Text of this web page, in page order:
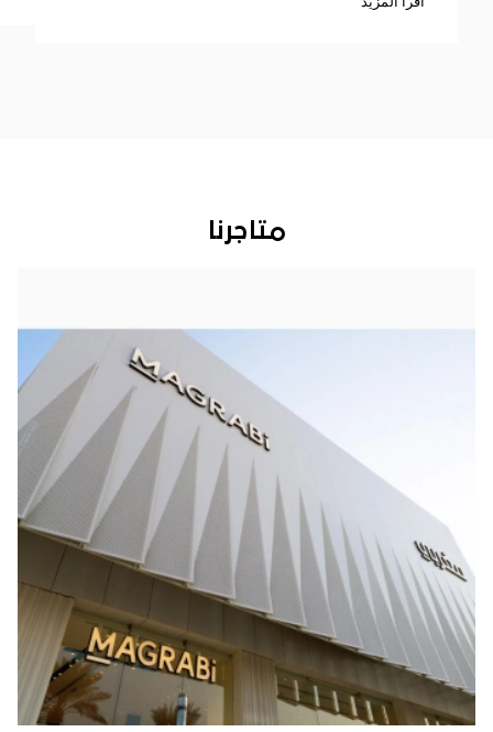
متاجرنا